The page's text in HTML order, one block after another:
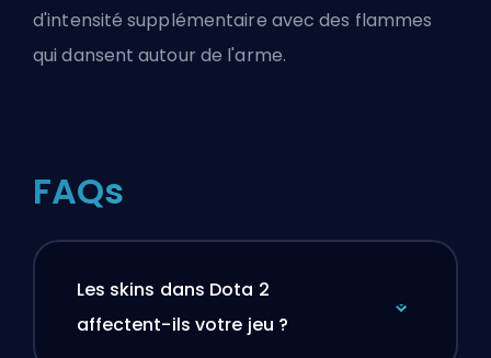
d'intensité supplémentaire avec des flammes
qui dansent autour de l'arme.
FAQs
Les skins dans Dota 2
affectent-ils votre jeu ?